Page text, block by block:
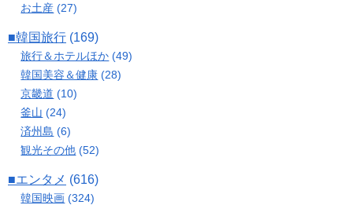
お土産 (27)
■韓国旅行 (169)
旅行＆ホテルほか (49)
韓国美容＆健康 (28)
京畿道 (10)
釜山 (24)
済州島 (6)
観光その他 (52)
■エンタメ (616)
韓国映画 (324)